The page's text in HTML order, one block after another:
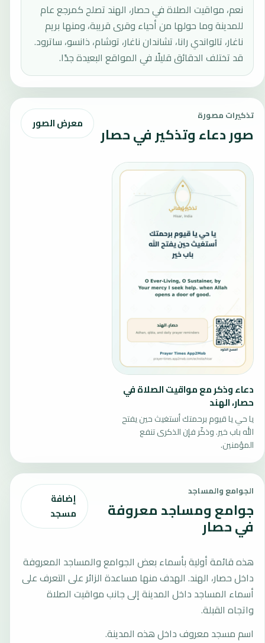
نعم، مواقيت الصلاة في حصار، الهند تصلح كمرجع عام
للمدينة وما حولها من أحياء وقرى قريبة، ومنها بريم
ناغار، تالواندي رانا، تشاندان ناغار، توشام، ذانسو، ساترود.
قد تختلف الدقائق قليلًا في المواقع البعيدة جدًا.
تذكيرات مصورة
صور دعاء وتذكير في حصار معرض الصور
دعاء وذكر مع مواقيت الصلاة في
حصار، الهند
يا حي يا قيوم برحمتك أستغيث حين يفتح
الله باب خير. وذكّر فإن الذكرى تنفع
المؤمنين.
الجوامع والمساجد
جوامع ومساجد معروفة
في حصار
إضافة
مسجد
هذه قائمة أولية بأسماء بعض الجوامع والمساجد المعروفة
داخل حصار، الهند. الهدف منها مساعدة الزائر على التعرف على
أسماء المساجد داخل المدينة إلى جانب مواقيت الصلاة
واتجاه القبلة.
اسم مسجد معروف داخل هذه المدينة.